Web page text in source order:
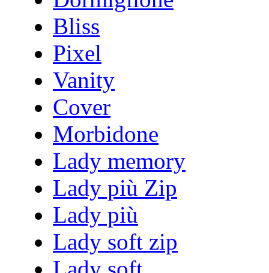
Bliss
Pixel
Vanity
Cover
Morbidone
Lady memory
Lady più Zip
Lady più
Lady soft zip